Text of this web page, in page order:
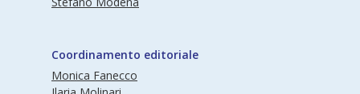
Coordinamento editoriale
Monica Fanecco